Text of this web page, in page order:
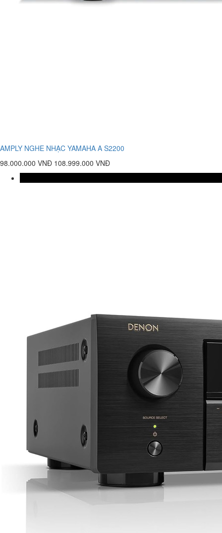
AMPLY NGHE NHẠC YAMAHA A S2200
98.000.000 VNĐ 108.999.000 VNĐ